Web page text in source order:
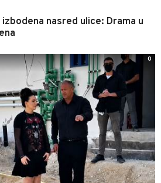
nasred ulice: Drama u
0